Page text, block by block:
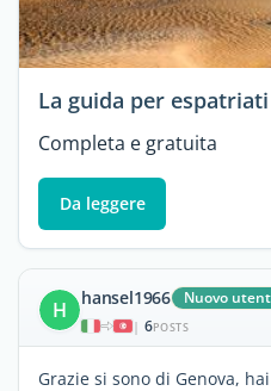
La guida per
Completa e gratuita
Da leggere
H hansel1966 Nuovo
| 6POSTS
Grazie si sono di Genova,